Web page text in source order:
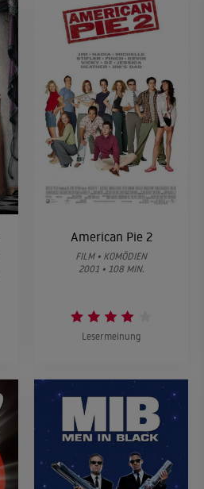
American Pie 2
FILM • KOMÖDIEN
2001 • 108 MIN.
Lesermeinung